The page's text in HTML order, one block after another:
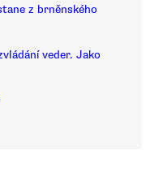
z brněnského
veder. Jako